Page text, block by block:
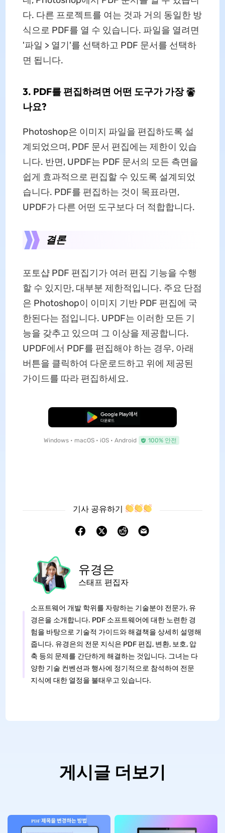
다. 다른 프로젝트를 여는 것과 거의 동일한 방
식으로 PDF를 열 수 있습니다. 파일을 열려면
'파일 > 열기'를 선택하고 PDF 문서를 선택하
면 됩니다.
3. PDF를 편집하려면 어떤 도구가 가장 좋
나요?
Photoshop은 이미지 파일을 편집하도록 설
계되었으며, PDF 문서 편집에는 제한이 있습
니다. 반면, UPDF는 PDF 문서의 모든 측면을
쉽게 효과적으로 편집할 수 있도록 설계되었
습니다. PDF를 편집하는 것이 목표라면,
UPDF가 다른 어떤 도구보다 더 적합합니다.
결론
포토샵 PDF 편집기가 여러 편집 기능을 수행
할 수 있지만, 대부분 제한적입니다. 주요 단점
은 Photoshop이 이미지 기반 PDF 편집에 국
한된다는 점입니다. UPDF는 이러한 모든 기
능을 갖추고 있으며 그 이상을 제공합니다.
UPDF에서 PDF를 편집해야 하는 경우, 아래
버튼을 클릭하여 다운로드하고 위에 제공된
가이드를 따라 편집하세요.
무료로 다운로드
Windows • macOS • iOS • Android 100% 안전
기사 공유하기
유경은
스태프 편집자
소프트웨어 개발 학위를 자랑하는 기술분야 전문가, 유
경은을 소개합니다. PDF 소프트웨어에 대한 노련한 경
험을 바탕으로 기술적 가이드와 해결책을 상세히 설명해
줍니다. 유경은의 전문 지식은 PDF 편집, 변환, 보호, 압
축 등의 문제를 간단하게 해결하는 것입니다. 그녀는 다
양한 기술 컨벤션과 행사에 정기적으로 참석하여 전문
지식에 대한 열정을 불태우고 있습니다.
게시글 더보기